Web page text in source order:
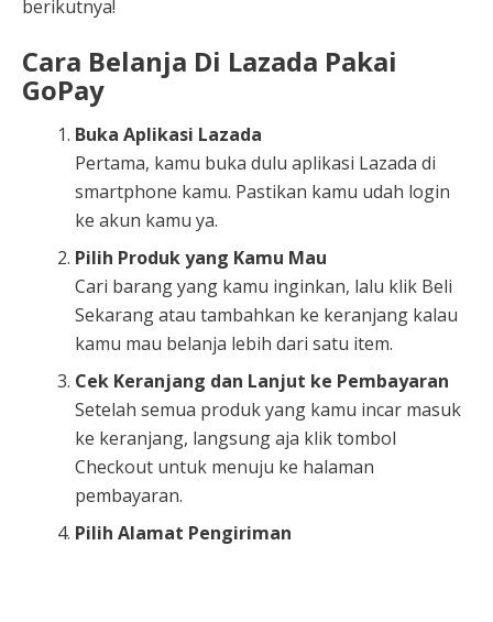
berikutnya!
Cara Belanja Di Lazada Pakai
GoPay
Buka Aplikasi Lazada
Pertama, kamu buka dulu aplikasi Lazada di
smartphone kamu. Pastikan kamu udah login
ke akun kamu ya.
Pilih Produk yang Kamu Mau
Cari barang yang kamu inginkan, lalu klik Beli
Sekarang atau tambahkan ke keranjang kalau
kamu mau belanja lebih dari satu item.
Cek Keranjang dan Lanjut ke Pembayaran
Setelah semua produk yang kamu incar masuk
ke keranjang, langsung aja klik tombol
Checkout untuk menuju ke halaman
pembayaran.
Pilih Alamat Pengiriman